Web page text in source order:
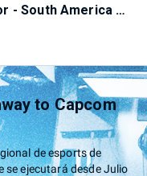
Champion's Road - World Warrior - South America A 2 - Aug
to Capcom
de esports de
se ejecutará desde Julio